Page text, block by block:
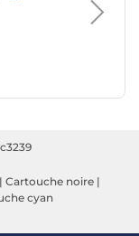
Canon
| Cartouche noire |
cyan